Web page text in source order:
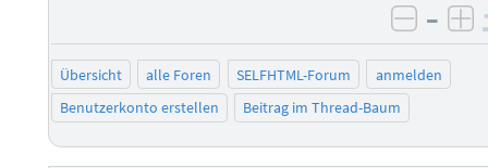
–
Übersicht alle Foren SELFHTML-Forum
anmelden
Benutzerkonto erstellen
Beitrag im Thread-Baum